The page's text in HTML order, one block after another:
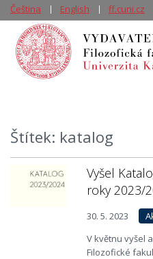
Štítek: katalog
Vyšel
roky 2023/
30. 5. 2023
V květnu vyšel
Filozofické
Čeština English ff.cuni.cz